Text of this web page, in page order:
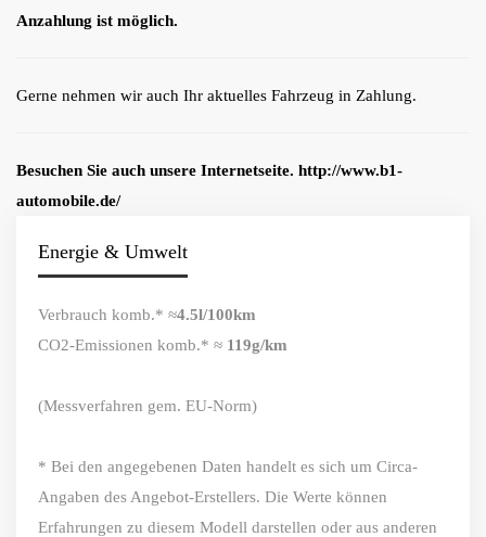
Anzahlung ist möglich.
Gerne nehmen wir auch Ihr aktuelles Fahrzeug in Zahlung.
Besuchen Sie auch unsere Internetseite. http://www.b1-
automobile.de/
Energie & Umwelt
Verbrauch komb.* ≈4.5l/100km
CO2-Emissionen komb.* ≈ 119g/km
(Messverfahren gem. EU-Norm)
* Bei den angegebenen Daten handelt es sich um Circa-
Angaben des Angebot-Erstellers. Die Werte können
Erfahrungen zu diesem Modell darstellen oder aus anderen